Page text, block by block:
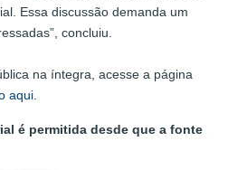
Essa discussão demanda um
concluiu.
na íntegra, acesse a página
aqui.
é permitida desde que a fonte